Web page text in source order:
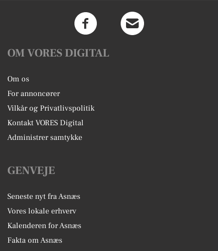
OM VORES DIGITAL
Om os
For annoncører
Vilkår og Privatlivspolitik
Kontakt VORES Digital
Administrer samtykke
GENVEJE
Seneste nyt fra Asnæs
Vores lokale erhverv
Kalenderen for Asnæs
Fakta om Asnæs